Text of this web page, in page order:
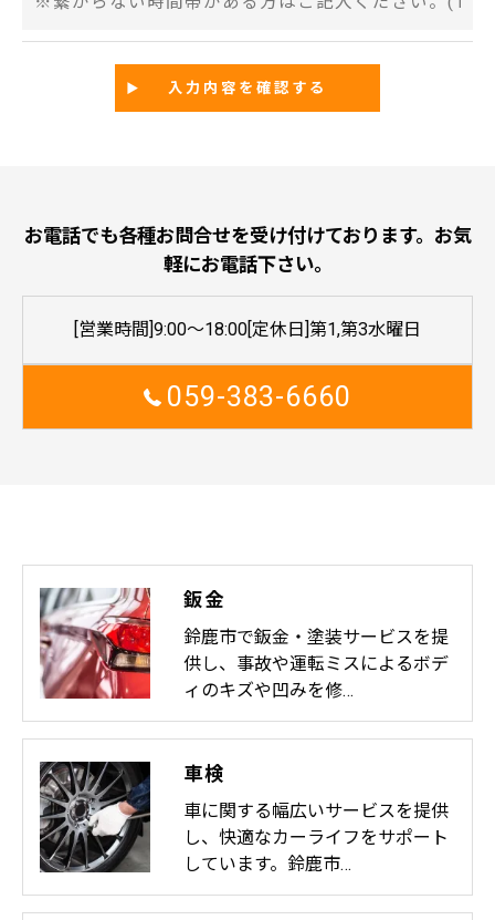
お電話でも各種お問合せを受け付けております。お気
軽にお電話下さい。
[営業時間]9:00～18:00[定休日]第1,第3水曜日
059-383-6660
鈑金
鈴鹿市で鈑金・塗装サービスを提
供し、事故や運転ミスによるボデ
ィのキズや凹みを修…
車検
車に関する幅広いサービスを提供
し、快適なカーライフをサポート
しています。鈴鹿市…